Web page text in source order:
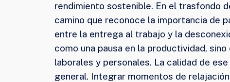
rendimiento sostenible. En el trasfondo
camino que reconoce la importancia de
entre la entrega al trabajo y la
como una pausa en la productividad,
laborales y personales. La calidad de
general. Integrar momentos de